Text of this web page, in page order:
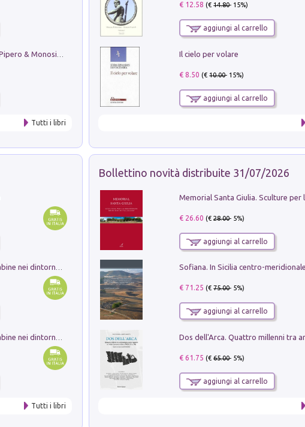
Tutti i libri
€ 12.58 (€14.80- 15%)
aggiungi al carrello
Il cielo per volare
€ 8.50 (€10.00- 15%)
aggiungi al carrello
Ruderi delle ville Romano Sabine nei dintorni di Poggio Mirteto. Illustrati dal dott.re prof.re cav.re Ercole Nardi regio ispettore degli scavi e monumenti. Anno 1885. Tavole e studio. Con 25 tavole fuori testo in cartella editoriale
Tutti i libri
Bollettino novità distribuite 31/07/2026
€ 26.60 (€28.00- 5%)
aggiungi al carrello
€ 71.25 (€75.00- 5%)
aggiungi al carrello
€ 61.75 (€65.00- 5%)
aggiungi al carrello